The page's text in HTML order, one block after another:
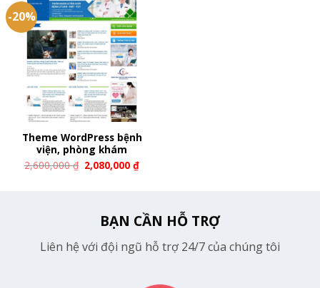
-20%
Theme WordPress bệnh
viện, phòng khám
2,600,000₫ 2,080,000₫
BẠN CẦN HỖ TRỢ
Liên hệ với đội ngũ hỗ trợ 24/7 của chúng tôi